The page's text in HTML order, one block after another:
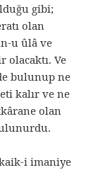
gibi;
olan
u ûlâ ve
olacaktı. Ve
bulunup ne
kalır ve ne
olan
i imaniye